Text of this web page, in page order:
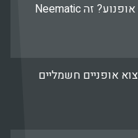
זה אופניים? זה אופנוע? זה Neematic
חשמליים